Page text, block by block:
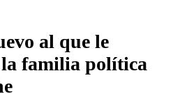
al que le
familia política